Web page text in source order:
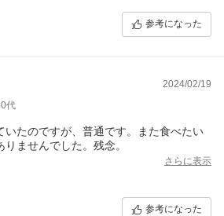
参考になった
2024/02/19
代
いたのですが、普通です。また食べたい
ませんでした。残念。
さらに表示
参考になった